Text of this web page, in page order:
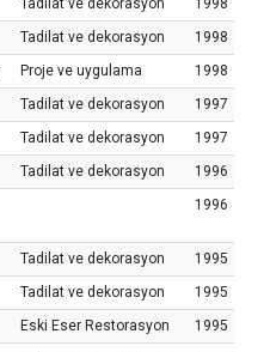
Tadilat ve dekorasyon
1998
Tadilat ve dekorasyon
1998
Proje ve uygulama
1998
Tadilat ve dekorasyon
1997
Tadilat ve dekorasyon
1997
Tadilat ve dekorasyon
1996
1996
Tadilat ve dekorasyon
1995
Tadilat ve dekorasyon
1995
Eski Eser Restorasyon
1995